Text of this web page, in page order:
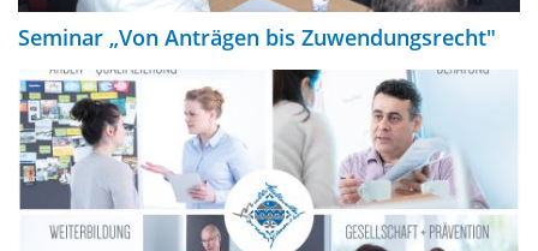
Seminar „Von Anträgen bis Zuwendungsrecht"